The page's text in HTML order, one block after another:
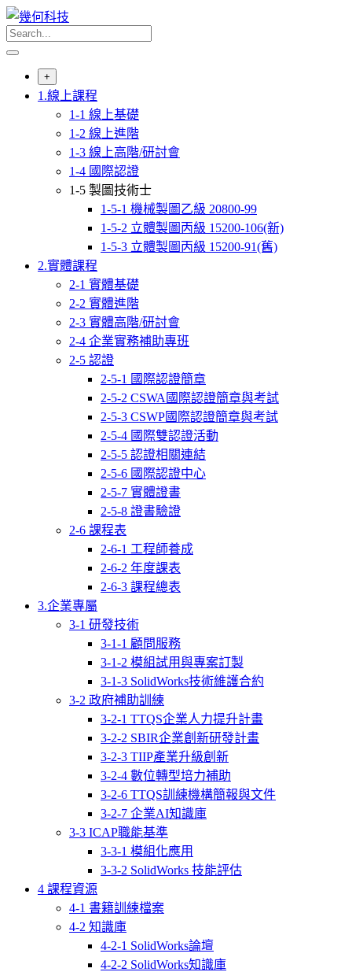
Skip
to
content
+
1.線上課程
1-1 線上基礎
1-2 線上進階
1-3 線上高階/研討會
1-4 國際認證
1-5 製圖技術士
1-5-1 機械製圖乙級 20800-99
1-5-2 立體製圖丙級 15200-106(新)
1-5-3 立體製圖丙級 15200-91(舊)
2.實體課程
2-1 實體基礎
2-2 實體進階
2-3 實體高階/研討會
2-4 企業實務補助專班
2-5 認證
2-5-1 國際認證簡章
2-5-2 CSWA國際認證簡章與考試
2-5-3 CSWP國際認證簡章與考試
2-5-4 國際雙認證活動
2-5-5 認證相關連結
2-5-6 國際認證中心
2-5-7 實體證書
2-5-8 證書驗證
2-6 課程表
2-6-1 工程師養成
2-6-2 年度課表
2-6-3 課程總表
3.企業專屬
3-1 研發技術
3-1-1 顧問服務
3-1-2 模組試用與專案訂製
3-1-3 SolidWorks技術維護合約
3-2 政府補助訓練
3-2-1 TTQS企業人力提升計畫
3-2-2 SBIR企業創新研發計畫
3-2-3 TIIP產業升級創新
3-2-4 數位轉型培力補助
3-2-6 TTQS訓練機構簡報與文件
3-2-7 企業AI知識庫
3-3 ICAP職能基準
3-3-1 模組化應用
3-3-2 SolidWorks 技能評估
4 課程資源
4-1 書籍訓練檔案
4-2 知識庫
4-2-1 SolidWorks論壇
4-2-2 SolidWorks知識庫